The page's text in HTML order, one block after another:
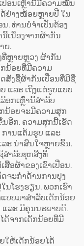
ປື່ອນເຫຼົ່ານີ້ມີຄວາມໝັ້ນ
ດ້ຢ່າງໜ້ອຍຫຼາຍປີ ໃນ
. ທ່ານບໍ່ຈຳເປັນຕ້ອງ
ເນື່ອງຈາກຜ້າກັນ
ຍ.
ທີ່ຫຼາຍຫຼວງ ຜ້າກັນ
ກນ້ອຍທີ່ມີຄວາມ
ສັ່ງຊື້ຜ້າກັນເປື່ອນທີ່ມີຊື່
ແລະ ເຖິງແຕ່ຮູບແບບ
ອກເຫຼົ່ານີ້ສຳລັບ
ກນ້ອຍຈະມີຄວາມສຸກ
ນອີກ. ຄວາມສຸກນີ້ເຮັດ
ການແຕ້ມຮູບ ແລະ
ລະ ນ່າສົນໃຈຫຼາຍຂຶ້ນ.
ສຳລັບທຸກສິ່ງທີ່
ສື້ອຜ້າຂອງເຂົາເປື່ອນ.
ຈະກຳດ້ານການປຸງ
ນໂຮງຮຽນ. ພວກເຮົາ
ບບມາສຳລັບເດັກນ້ອຍ
ແລະ ມີຄຸນນະພາບດີ.
ດ້ຈາກເດັກນ້ອຍທີ່ມີ
ໃຫ້ເດັກນ້ອຍໄດ້